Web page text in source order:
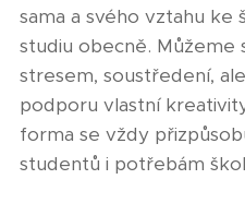
sama a svého vztahu ke
studiu obecně. Můžeme
stresem, soustředení,
podporu vlastní
forma se vždy
studentů i potřebám